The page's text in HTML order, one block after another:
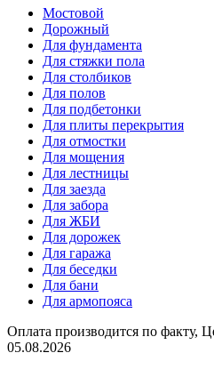
Мостовой
Дорожный
Для фундамента
Для стяжки пола
Для столбиков
Для полов
Для подбетонки
Для плиты перекрытия
Для отмостки
Для мощения
Для лестницы
Для заезда
Для забора
Для ЖБИ
Для дорожек
Для гаража
Для беседки
Для бани
Для армопояса
Оплата производится по факту,
05.08.2026